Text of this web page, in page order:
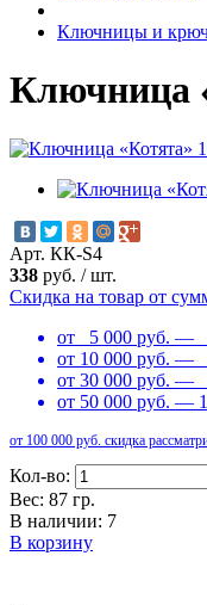
Ключницы и
Ключница
Арт. КК-S4
338 руб. /шт.
Скидка на товар от
от 5 000 руб. —
от 10 000 руб. —
от 30 000 руб. —
от 50 000 руб. —
от 100 000 руб. скидка
Кол-во:
Вес: 87 гр.
В наличии: 7
В корзину